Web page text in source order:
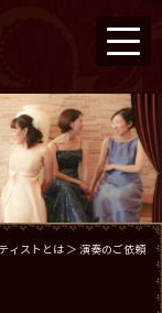
ィストとは ＞ 演奏のご依頼